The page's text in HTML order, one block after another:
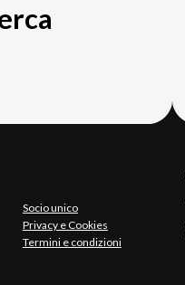
Socio unico
Privacy e Cookies
Termini e condizioni